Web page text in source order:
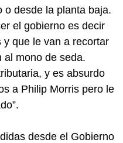
o desde la planta baja.
el gobierno es decir
que le van a recortar
al mono de seda.
y es absurdo
a Philip Morris pero le
desde el Gobierno